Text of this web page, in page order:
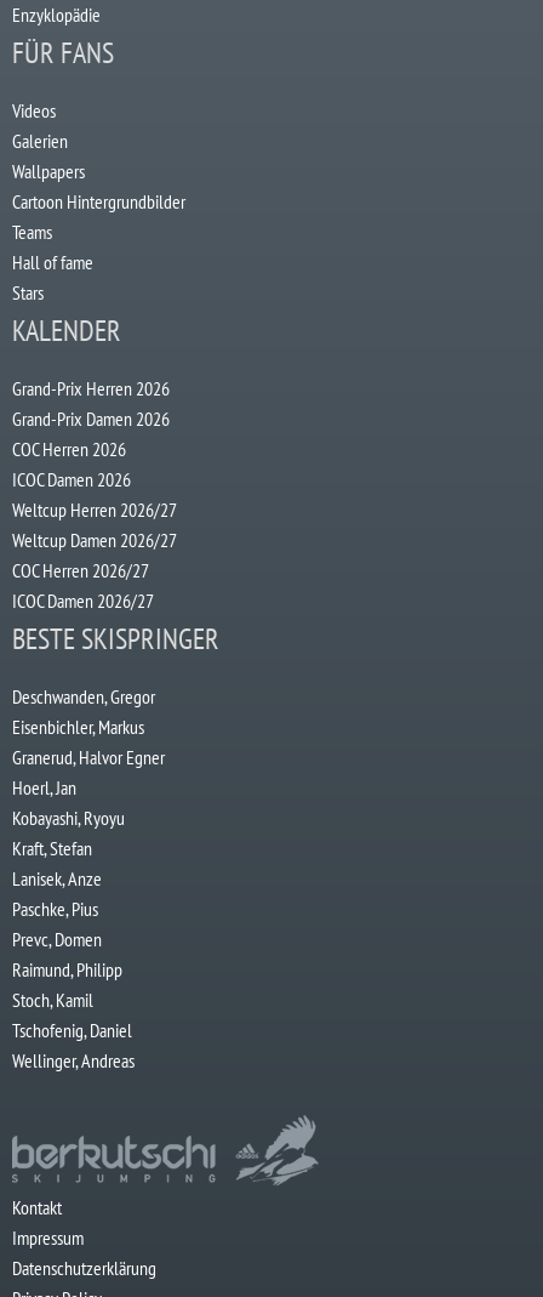
Enzyklopädie
FÜR FANS
Videos
Galerien
Wallpapers
Cartoon Hintergrundbilder
Teams
Hall of fame
Stars
KALENDER
Grand-Prix Herren 2026
Grand-Prix Damen 2026
COC Herren 2026
ICOC Damen 2026
Weltcup Herren 2026/27
Weltcup Damen 2026/27
COC Herren 2026/27
ICOC Damen 2026/27
BESTE SKISPRINGER
Deschwanden, Gregor
Eisenbichler, Markus
Granerud, Halvor Egner
Hoerl, Jan
Kobayashi, Ryoyu
Kraft, Stefan
Lanisek, Anze
Paschke, Pius
Prevc, Domen
Raimund, Philipp
Stoch, Kamil
Tschofenig, Daniel
Wellinger, Andreas
Kontakt
Impressum
Datenschutzerklärung